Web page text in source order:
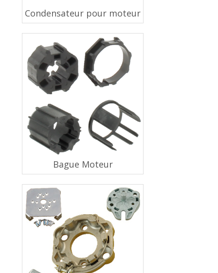
Condensateur pour moteur
Bague Moteur